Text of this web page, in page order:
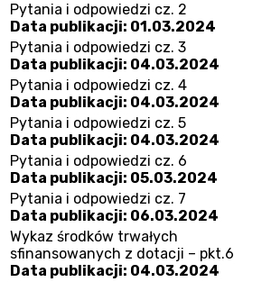
Pytania i odpowiedzi cz. 2
Data publikacji: 01.03.2024
Pytania i odpowiedzi cz. 3
Data publikacji: 04.03.2024
Pytania i odpowiedzi cz. 4
Data publikacji: 04.03.2024
Pytania i odpowiedzi cz. 5
Data publikacji: 04.03.2024
Pytania i odpowiedzi cz. 6
Data publikacji: 05.03.2024
Pytania i odpowiedzi cz. 7
Data publikacji: 06.03.2024
Wykaz środków trwałych
sfinansowanych z dotacji – pkt.6
Data publikacji: 04.03.2024